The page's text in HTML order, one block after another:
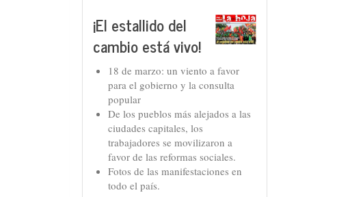
¡El estallido del
cambio está vivo!
18 de marzo: un viento a favor
para el gobierno y la consulta
popular
De los pueblos más alejados a las
ciudades capitales, los
trabajadores se movilizaron a
favor de las reformas sociales.
Fotos de las manifestaciones en
todo el país.